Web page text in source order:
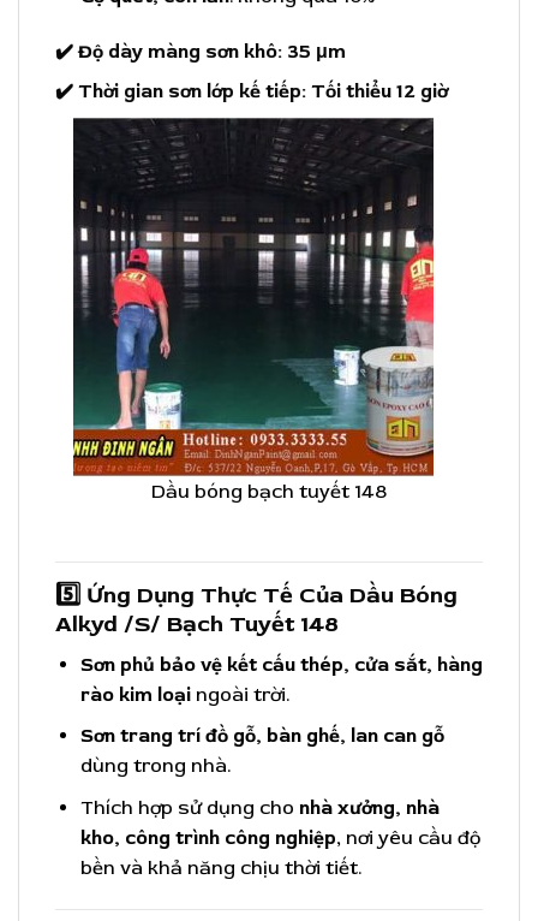
✔️ Độ dày màng sơn khô: 35 μm
✔️ Thời gian sơn lớp kế tiếp: Tối thiểu 12 giờ
Dầu bóng bạch tuyết 148
5️⃣ Ứng Dụng Thực Tế Của Dầu Bóng
Alkyd /S/ Bạch Tuyết 148
Sơn phủ bảo vệ kết cấu thép, cửa sắt, hàng
rào kim loạingoài trời.
Sơn trang trí đồ gỗ, bàn ghế, lan can gỗ
dùng trong nhà.
Thích hợp sử dụng cho nhà xưởng, nhà
kho, công trình công nghiệp, nơi yêu cầu độ
bền và khả năng chịu thời tiết.